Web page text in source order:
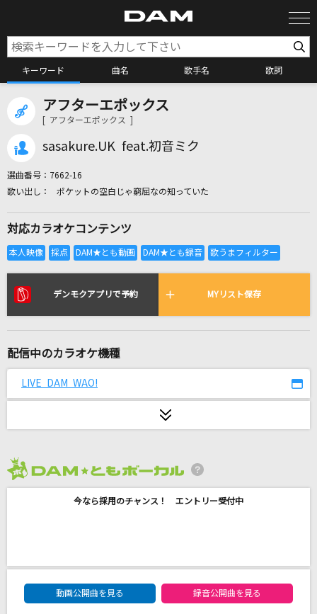
キーワード 曲名 歌手名 歌詞
カラオケ検索
全国りれき
リアルタイムで歌われている曲の一覧
[生音]水平線
ライバル!
ダーリン
アフターエポックス
[ アフターエポックス ]
sasakure.UK feat.初音ミク
選曲番号： 7662-16
ポケットの空白じゃ窮屈なの知っていた
対応カラオケコンテンツ
デンモクアプリで予約 MYリスト保存
配信中のカラオケ機種
LIVE DAM WAO!
今なら採用のチャンス！ エントリー受付中
DAM★ともボーカルエントリーランキング
動画公開曲を見る
録音公開曲を見る